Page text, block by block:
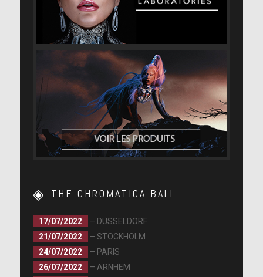
THE CHROMATICA BALL
17/07/2022
– DÜSSELDORF
21/07/2022
– STOCKHOLM
24/07/2022
– PARIS
26/07/2022
– ARNHEM